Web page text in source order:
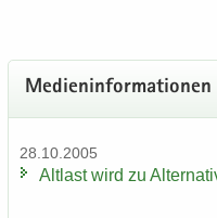
Me­di­en­in­for­ma­tio­nen
28.10.2005
Alt­last wird zu